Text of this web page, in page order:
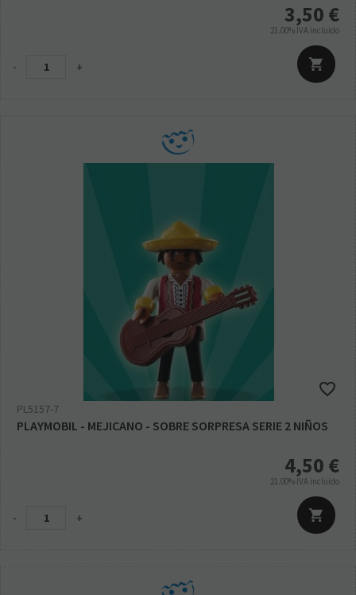
3,50 €
21.00% IVA incluido
- +
PL5157-7
PLAYMOBIL - MEJICANO - SOBRE SORPRESA SERIE 2 NIÑOS
4,50 €
21.00% IVA incluido
- +